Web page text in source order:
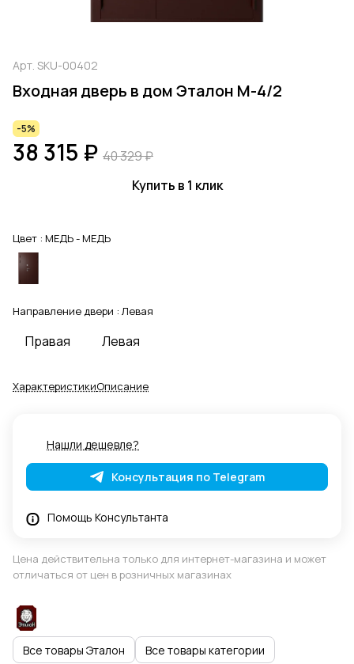
Арт. SKU-00402
Входная дверь в дом Эталон М-4/2
-5%
38 315 ₽ 40 329 ₽
Купить в 1 клик
Цвет : МЕДЬ - МЕДЬ
Направление двери : Левая
Правая Левая
ХарактеристикиОписание
Нашли дешевле?
Консультация по Telegram
Помощь Консультанта
Цена действительна только для интернет-магазина и может
отличаться от цен в розничных магазинах
Все товары Эталон Все товары категории